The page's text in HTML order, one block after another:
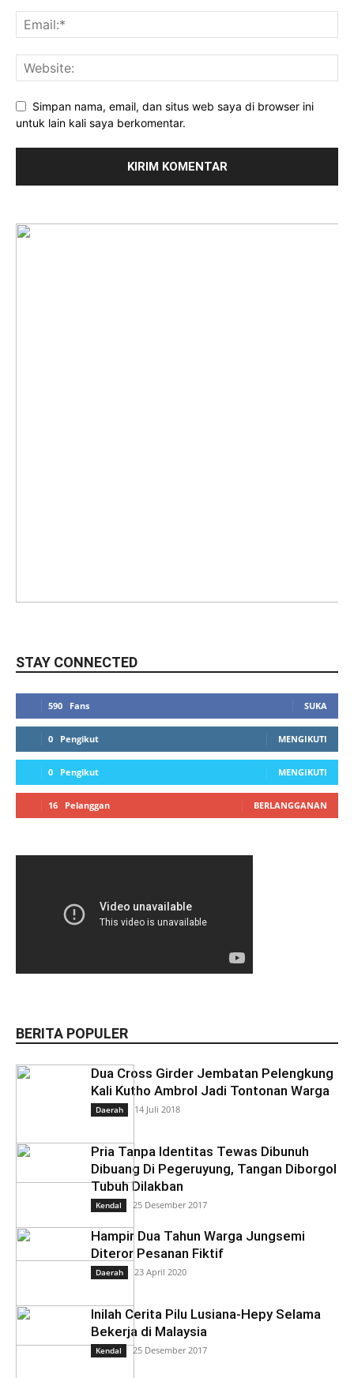
Simpan nama, email, dan situs web saya di browser ini
untuk lain kali saya berkomentar.
STAY CONNECTED
590 Fans SUKA
0 Pengikut MENGIKUTI
0 Pengikut MENGIKUTI
16 Pelanggan BERLANGGANAN
BERITA POPULER
Dua Cross Girder Jembatan Pelengkung
Kali Kutho Ambrol Jadi Tontonan Warga
Daerah 14 Juli 2018
Pria Tanpa Identitas Tewas Dibunuh
Dibuang Di Pegeruyung, Tangan Diborgol
Tubuh Dilakban
Kendal 25 Desember 2017
Hampir Dua Tahun Warga Jungsemi
Diteror Pesanan Fiktif
Daerah 23 April 2020
Inilah Cerita Pilu Lusiana-Hepy Selama
Bekerja di Malaysia
Kendal 25 Desember 2017